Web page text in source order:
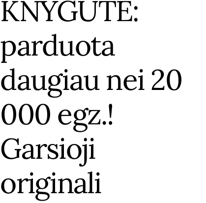
KNYGUTĖ:
parduota
daugiau nei 20
000 egz.!
Garsioji
originali